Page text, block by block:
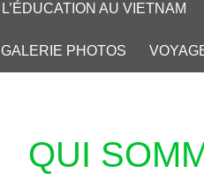
L’ÉDUCATION AU VIETNAM
GALERIE PHOTOS
QUI